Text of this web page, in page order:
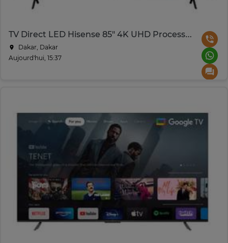
TV Direct LED Hisense 85" 4K UHD Processeur 4K
Dakar, Dakar
Aujourd'hui, 15:37